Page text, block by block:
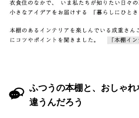
ふつうの本棚と、おしゃ
違うんだろう